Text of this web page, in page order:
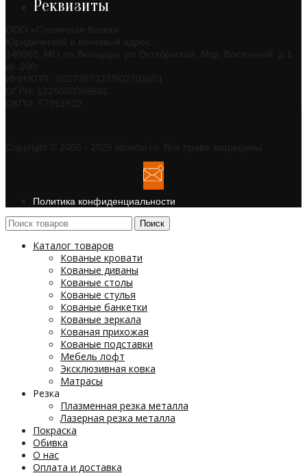
Реквизиты
Политика конфиденциальности
Поиск
Каталог товаров
Кованые кровати
Кованые диваны
Кованые столы
Кованые стулья
Кованые банкетки
Кованые зеркала
Кованая прихожая
Кованые подставки
Мебель лофт
Эксклюзивная ковка
Матрасы
Резка
Плазменная резка металла
Лазерная резка металла
Покраска
Обивка
О нас
Оплата и доставка